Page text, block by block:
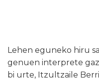
Lehen eguneko hiru
genuen interprete
bi urte, Itzultzaile